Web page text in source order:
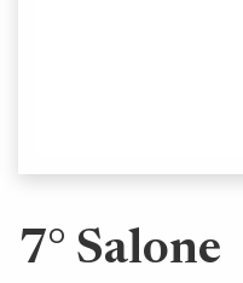
7° Salone